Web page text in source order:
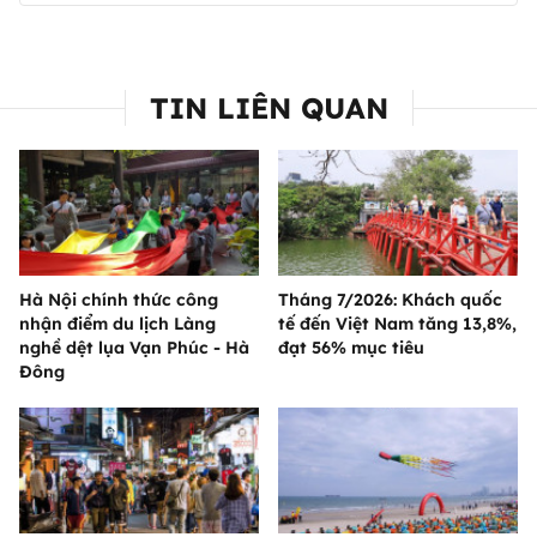
TIN LIÊN QUAN
Hà Nội chính thức công
nhận điểm du lịch Làng
nghề dệt lụa Vạn Phúc - Hà
Đông
Tháng 7/2026: Khách quốc
tế đến Việt Nam tăng 13,8%,
đạt 56% mục tiêu